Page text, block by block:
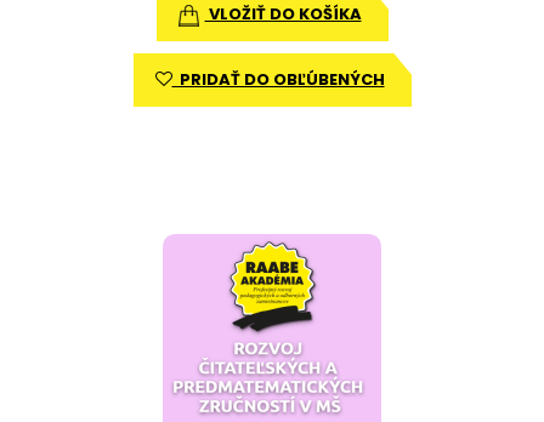
VLOŽIŤ DO KOŠÍKA
PRIDAŤ DO OBĽÚBENÝCH